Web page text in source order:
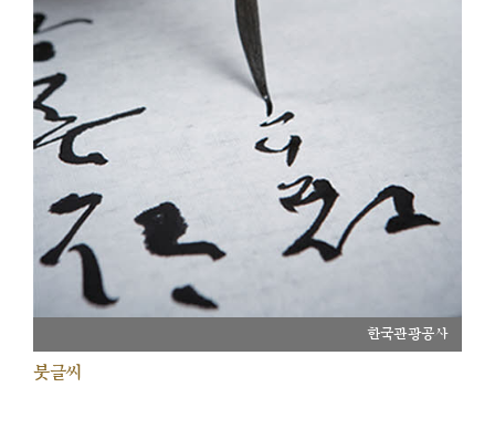
한국관광공사
붓글씨